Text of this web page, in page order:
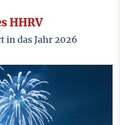
HHRV
in das Jahr 2026